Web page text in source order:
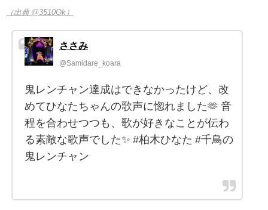
（出典 @3510Ok）
ささみ
@Samidare_koara
鬼レンチャン達成はできなかったけど、改
めてひなたちゃんの歌声に惚れました🫶 音
程を合わせつつも、歌が好きなことが伝わ
る素敵な歌声でした✨️ #柏木ひなた #千鳥の
鬼レンチャン